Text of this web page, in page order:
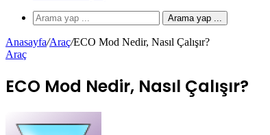
Arama yap ...
Anasayfa/Araç/ECO Mod Nedir, Nasıl Çalışır?
Araç
ECO Mod Nedir, Nasıl Çalışır?